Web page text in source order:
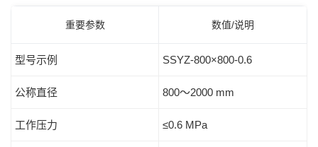
重要参数 数值/说明
型号示例 SSYZ-800×800-0.6
公称直径 800～2000 mm
工作压力 ≤0.6 MPa